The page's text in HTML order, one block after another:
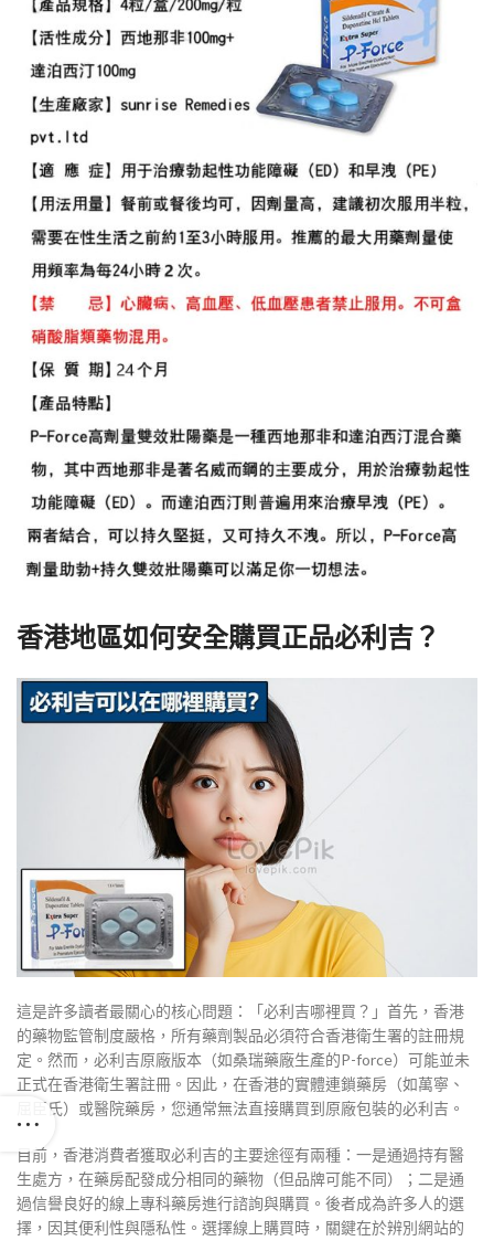
香港地區如何安全購買正品必利吉？
這是許多讀者最關心的核心問題：「必利吉哪裡買？」首先，香港
的藥物監管制度嚴格，所有藥劑製品必須符合香港衛生署的註冊規
定。然而，必利吉原廠版本（如桑瑞藥廠生產的P-force）可能並未
正式在香港衛生署註冊。因此，在香港的實體連鎖藥房（如萬寧、
屈臣氏）或醫院藥房，您通常無法直接購買到原廠包裝的必利吉。
目前，香港消費者獲取必利吉的主要途徑有兩種：一是通過持有醫
生處方，在藥房配發成分相同的藥物（但品牌可能不同）；二是通
過信譽良好的線上專科藥房進行諮詢與購買。後者成為許多人的選
擇，因其便利性與隱私性。選擇線上購買時，關鍵在於辨別網站的